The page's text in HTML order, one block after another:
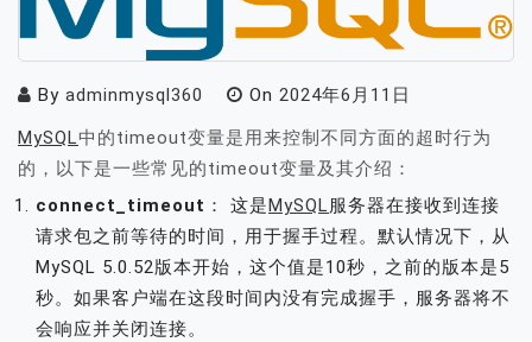
By adminmysql360 On 2024年6月11日
MySQL中的timeout变量是用来控制不同方面的超时行为
的，以下是一些常见的timeout变量及其介绍：
connect_timeout ： 这是MySQL服务器在接收到连接
请求包之前等待的时间，用于握手过程。默认情况下，从
MySQL 5.0.52版本开始，这个值是10秒，之前的版本是5
秒。如果客户端在这段时间内没有完成握手，服务器将不
会响应并关闭连接。